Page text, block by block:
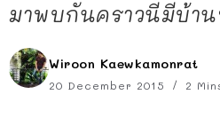
มาพบกันคราวนี้มีบ้าน
Wiroon Kaewkamonrat
20 December 2015 2